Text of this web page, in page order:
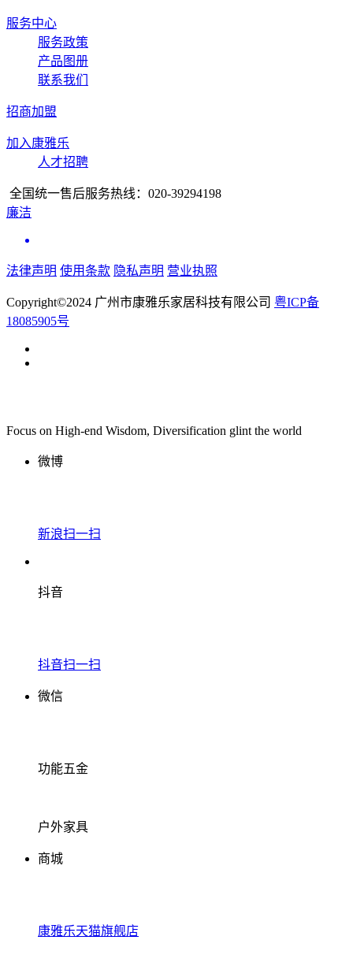
服务中心
服务政策
产品图册
联系我们
招商加盟
加入康雅乐
人才招聘
全国统一售后服务热线： 020-39294198
廉洁
法律声明 使用条款 隐私声明 营业执照
Copyright©2024 广州市康雅乐家居科技有限公司 粤ICP备
18085905号
Focus on High-end Wisdom, Diversification glint the world
微博
新浪扫一扫
抖音
抖音扫一扫
微信
功能五金
户外家具
商城
康雅乐天猫旗舰店